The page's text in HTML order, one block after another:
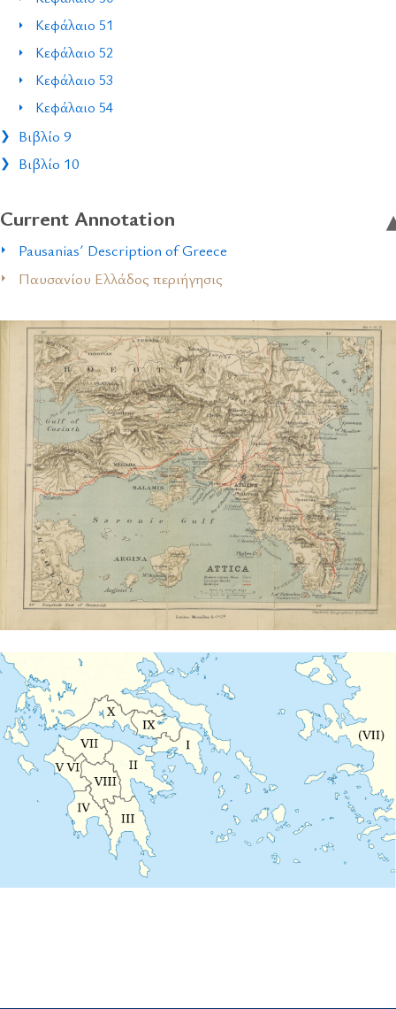
Κεφάλαιο 51
Κεφάλαιο 52
Κεφάλαιο 53
Κεφάλαιο 54
Βιβλίο 9
Βιβλίο 10
Current Annotation
Pausanias´ Description of Greece
Παυσανίου Ελλάδος περιήγησις